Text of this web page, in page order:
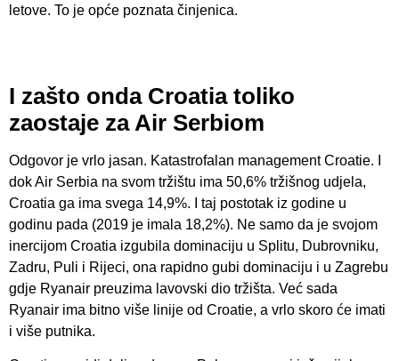
letove. To je opće poznata činjenica.
I zašto onda Croatia toliko
zaostaje za Air Serbiom
Odgovor je vrlo jasan. Katastrofalan management Croatie. I
dok Air Serbia na svom tržištu ima 50,6% tržišnog udjela,
Croatia ga ima svega 14,9%. I taj postotak iz godine u
godinu pada (2019 je imala 18,2%). Ne samo da je svojom
inercijom Croatia izgubila dominaciju u Splitu, Dubrovniku,
Zadru, Puli i Rijeci, ona rapidno gubi dominaciju i u Zagrebu
gdje Ryanair preuzima lavovski dio tržišta. Već sada
Ryanair ima bitno više linije od Croatie, a vrlo skoro će imati
i više putnika.